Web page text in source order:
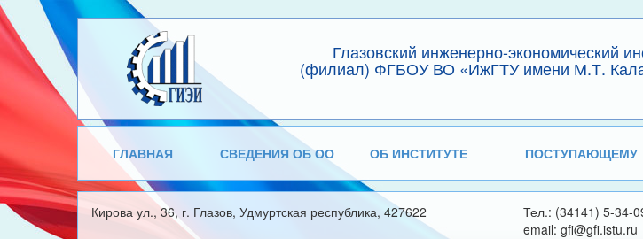
Глазовский инженерно-экономический
(филиал) ФГБОУ ВО «ИжГТУ имени М.Т.
ГЛАВНАЯ СВЕДЕНИЯ ОБ ОО ОБ ИНСТИТУТЕ ПОСТУПАЮЩЕМУ
Кирова ул., 36, г. Глазов, Удмуртская республика, 427622
Тел.: (34141) 5-34-
email: gfi@gfi.istu.ru